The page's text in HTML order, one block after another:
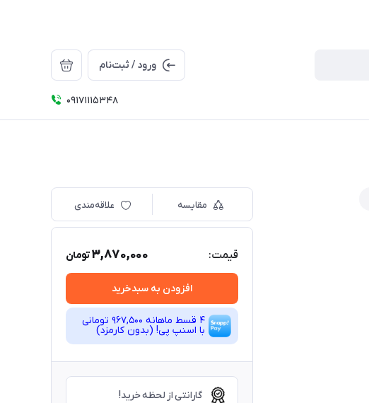
ورود / ثبت‌نام
09171115348
مقایسه علاقه‌مندی
قیمت: 3,870,000تومان
افزودن به سبدخرید
4 قسط ماهانه 967,500 تومانی
با اسنپ ‌پی! (بدون کارمزد)
گارانتی از لحظه خرید!